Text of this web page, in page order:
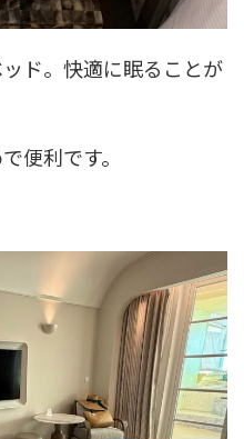
ド。快適に眠ることが
便利です。